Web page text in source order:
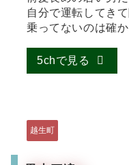
自分で運転してき
乗ってないのは確か
5chで見る
越生町